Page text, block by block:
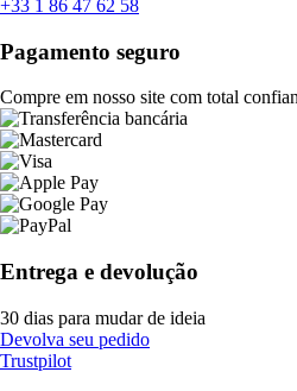
+33 1 86 47 62 58
Pagamento seguro
Compre em nosso site com total
Entrega e devolução
30 dias para mudar de ideia
Devolva seu pedido
Trustpilot